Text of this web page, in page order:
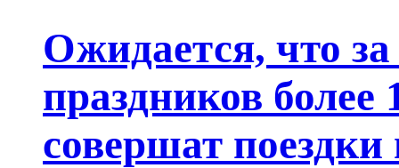
Ожидается, что
праздников
совершат